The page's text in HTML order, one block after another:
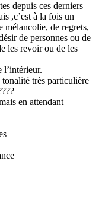
depuis ces derniers
,c’est à la fois un
mélancolie, de regrets,
de personnes ou de
les revoir ou de les
l’intérieur.
tonalité très particulière
en attendant